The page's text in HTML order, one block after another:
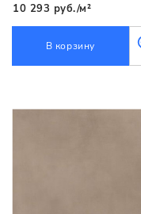
10 293 руб./м²
В корзину